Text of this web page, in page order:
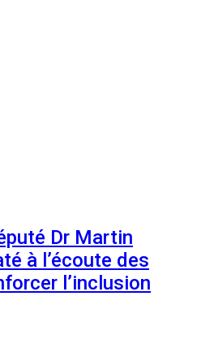
Dr Martin
à l’écoute des
l’inclusion